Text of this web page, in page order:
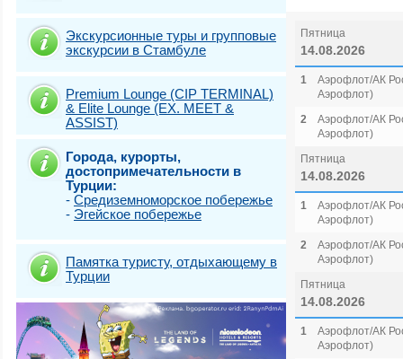
Экскурсионные туры и групповые
экскурсии в Стамбуле
Premium Lounge (CIP TERMINAL)
& Elite Lounge (EX. MEET &
ASSIST)
Города, курорты,
достопримечательности в
Турции:
- Средиземноморское побережье
- Эгейское побережье
Памятка туристу, отдыхающему в
Турции
Пятница
14.08.2026
1
Аэрофлот/АК
Аэрофлот)
2
Аэрофлот/АК
Аэрофлот)
Пятница
14.08.2026
1
Аэрофлот/АК
Аэрофлот)
2
Аэрофлот/АК
Аэрофлот)
Пятница
14.08.2026
1
Аэрофлот/АК
Аэрофлот)